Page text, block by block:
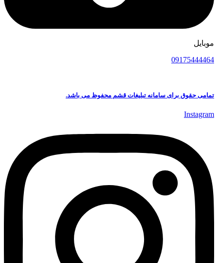
موبایل
09175444464
تمامی حقوق برای سامانه تبلیغات قشم محفوظ می باشد.
Instagram